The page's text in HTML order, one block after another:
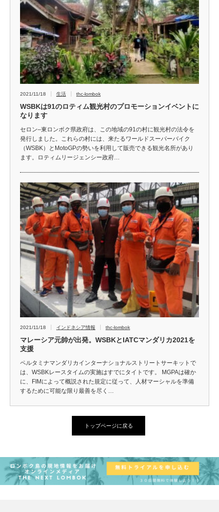
2021/11/18 生活 thc-lombok
WSBKは91のロティム観光村のプロモーションイベントに
なります
セロン–東ロンボク県政府は、この地域の91の村に観光村の法令を
発行しました。これらの村には、来たるワールドスーパーバイク
（WSBK）とMotoGPの勢いを利用して販売できる観光名所があり
ます。ロティムリージェンシー政府…
2021/11/18 インドネシア情報 thc-lombok
マレーシア元帥が出発。WSBKとIATCマンダリカ2021を
支援
ペルタミナマンダリカインターナショナルストリートサーキットで
は、WSBKレースタイムの実施はすでにタイトです。 MGPAは確か
に、FIMによって概説された規定に従って、人材マーシャルを準備
するために可能な限り最善を尽く…
トップページに戻る